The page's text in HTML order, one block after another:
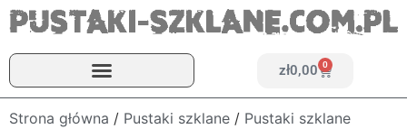
zł0,00 0
Strona główna / Pustaki szklane / Pustaki szklane